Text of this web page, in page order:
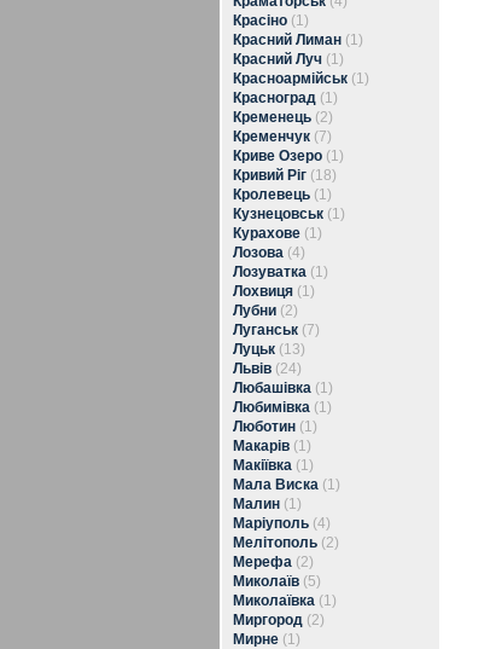
Красіно (1)
Красний Лиман (1)
Красний Луч (1)
Красноармійськ (1)
Красноград (1)
Кременець (2)
Кременчук (7)
Криве Озеро (1)
Кривий Ріг (18)
Кролевець (1)
Кузнецовськ (1)
Курахове (1)
Лозова (4)
Лозуватка (1)
Лохвиця (1)
Лубни (2)
Луганськ (7)
Луцьк (13)
Львів (24)
Любашівка (1)
Любимівка (1)
Люботин (1)
Макарів (1)
Макіївка (1)
Мала Виска (1)
Малин (1)
Маріуполь (4)
Мелітополь (2)
Мерефа (2)
Миколаїв (5)
Миколаївка (1)
Миргород (2)
Мирне (1)